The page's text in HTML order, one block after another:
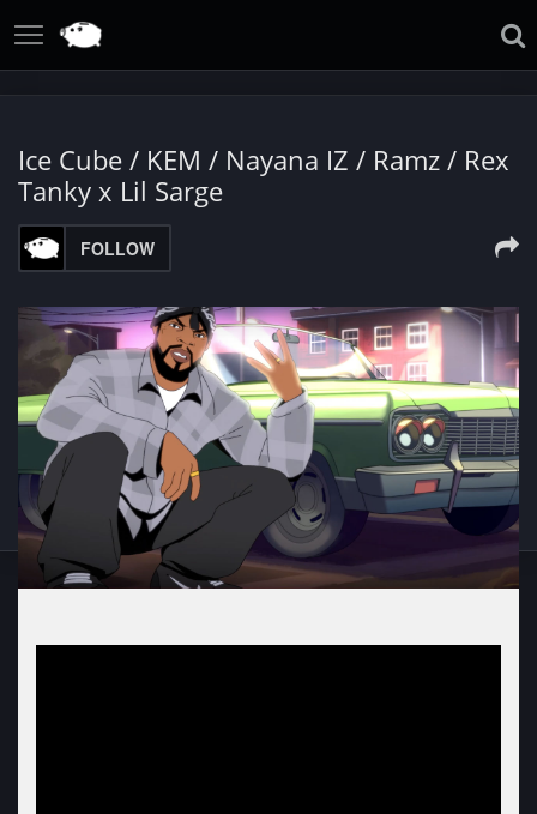
Ice Cube / KEM / Nayana IZ / Ramz / Rex
Tanky x Lil Sarge
FOLLOW